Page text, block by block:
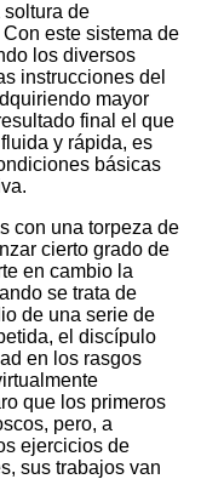
soltura de
este sistema de
los diversos
instrucciones del
mayor
final el que
y rápida, es
básicas
con una torpeza de
cierto grado de
en cambio la
se trata de
de una serie de
el discípulo
en los rasgos
que los primeros
pero, a
ejercicios de
sus trabajos van